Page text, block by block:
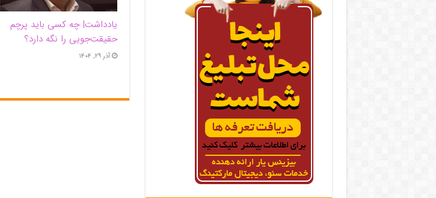
یادداشت| ‌چه کسی باید پرچم
حقیقت‌جویی را نگه دارد؟
آذر ۲۹, ۱۴۰۴